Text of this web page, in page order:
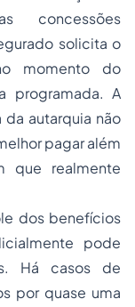
concessões
solicita o
momento do
programada. A
autarquia não
pagar além
que realmente
dos benefícios
pode
Há casos de
por quase uma